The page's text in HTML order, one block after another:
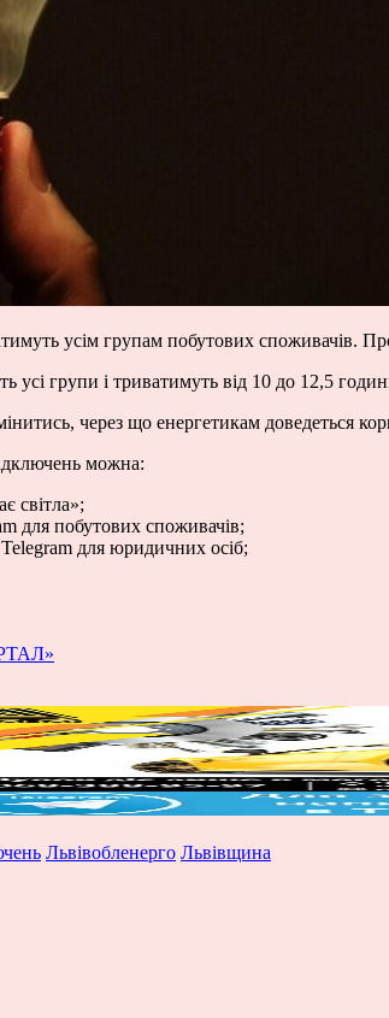
усім групам побутових споживачів.
усі групи і триватимуть від 10 до 12,5
через що енергетикам доведеться
можна:
світла»;
для побутових споживачів;
для юридичних осіб;
Львівобленерго Львівщина